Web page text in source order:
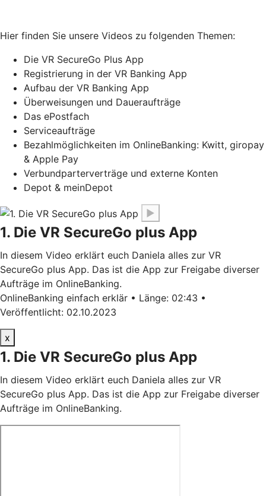
Hier finden Sie unsere Videos zu folgenden Themen:
Die VR SecureGo Plus App
Registrierung in der VR Banking App
Aufbau der VR Banking App
Überweisungen und Daueraufträge
Das ePostfach
Serviceaufträge
Bezahlmöglichkeiten im OnlineBanking: Kwitt, giropay
& Apple Pay
Verbundparterverträge und externe Konten
Depot & meinDepot
▶
1. Die VR SecureGo plus App
In diesem Video erklärt euch Daniela alles zur VR
SecureGo plus App. Das ist die App zur Freigabe diverser
Aufträge im OnlineBanking.
OnlineBanking einfach erklär • Länge: 02:43 •
Veröffentlicht: 02.10.2023
x
1. Die VR SecureGo plus App
In diesem Video erklärt euch Daniela alles zur VR
SecureGo plus App. Das ist die App zur Freigabe diverser
Aufträge im OnlineBanking.